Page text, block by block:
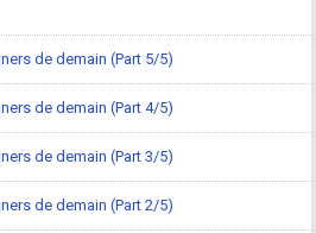
de demain (Part 5/5)
de demain (Part 4/5)
de demain (Part 3/5)
de demain (Part 2/5)